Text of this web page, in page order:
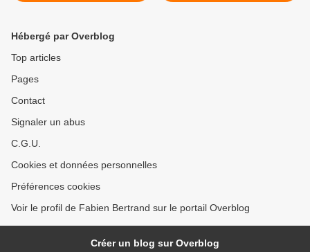
Hébergé par Overblog
Top articles
Pages
Contact
Signaler un abus
C.G.U.
Cookies et données personnelles
Préférences cookies
Voir le profil de Fabien Bertrand sur le portail Overblog
Créer un blog sur Overblog